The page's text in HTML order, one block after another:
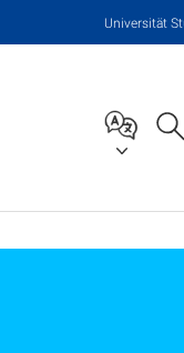
Universität